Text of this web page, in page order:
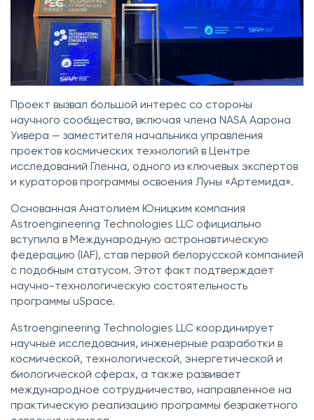
Проект вызвал большой интерес со стороны
научного сообщества, включая члена NASA Аарона
Уивера — заместителя начальника управления
проектов космических технологий в Центре
исследований Гленна, одного из ключевых экспертов
и кураторов программы освоения Луны «Артемида».
Основанная Анатолием Юницким компания
Astroengineering Technologies LLC официально
вступила в Международную астронавтическую
федерацию (IAF), став первой белорусской компанией
с подобным статусом. Этот факт подтверждает
научно-технологическую состоятельность
программы uSpace.
Astroengineering Technologies LLC координирует
научные исследования, инженерные разработки в
космической, технологической, энергетической и
биологической сферах, а также развивает
международное сотрудничество, направленное на
практическую реализацию программы безракетного